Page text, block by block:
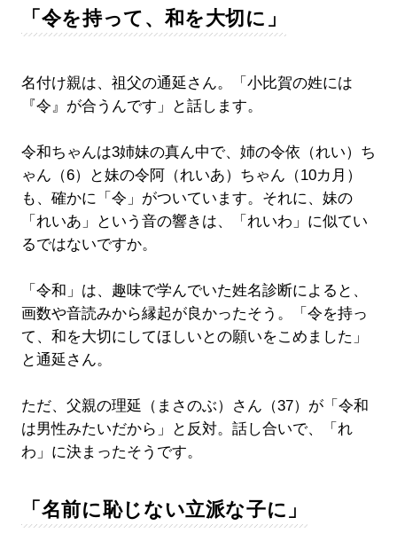
「令を持って、和を大切に」
名付け親は、祖父の通延さん。「小比賀の姓には
『令』が合うんです」と話します。
令和ちゃんは3姉妹の真ん中で、姉の令依（れい）ち
ゃん（6）と妹の令阿（れいあ）ちゃん（10カ月）
も、確かに「令」がついています。それに、妹の
「れいあ」という音の響きは、「れいわ」に似てい
るではないですか。
「令和」は、趣味で学んでいた姓名診断によると、
画数や音読みから縁起が良かったそう。「令を持っ
て、和を大切にしてほしいとの願いをこめました」
と通延さん。
ただ、父親の理延（まさのぶ）さん（37）が「令和
は男性みたいだから」と反対。話し合いで、「れ
わ」に決まったそうです。
「名前に恥じない立派な子に」